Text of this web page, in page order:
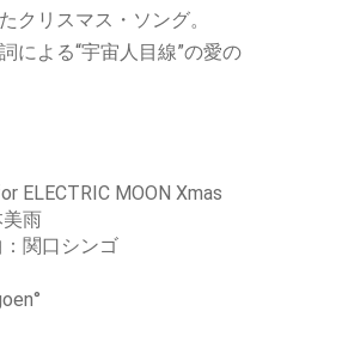
クリスマス・ソング。
による“宇宙人目線”の愛の
ELECTRIC MOON Xmas
雨
関口シンゴ